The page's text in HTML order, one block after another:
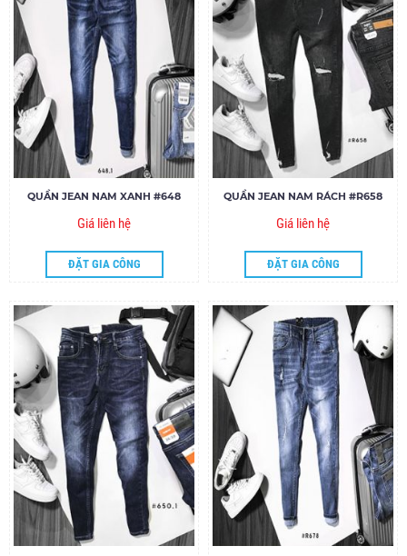
QUẦN JEAN NAM XANH #648
Giá liên hệ
ĐẶT GIA CÔNG
QUẦN JEAN NAM RÁCH #R658
Giá liên hệ
ĐẶT GIA CÔNG